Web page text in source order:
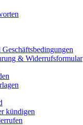
& Widerrufsformular
kündigen